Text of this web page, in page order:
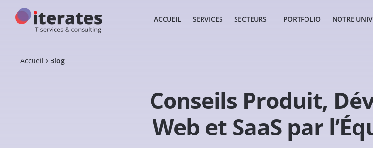
ACCUEIL SERVICES SECTEURS PORTFOLIO NOTRE
Accueil Blog
Conseils Produit,
Web et SaaS par